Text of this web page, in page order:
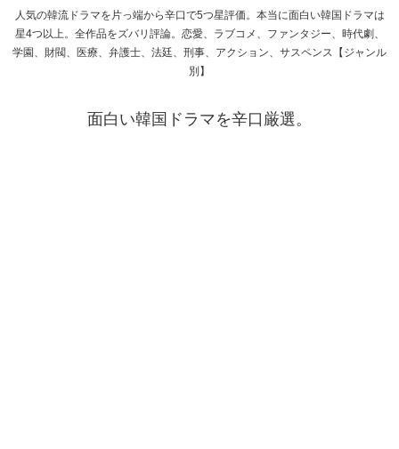
人気の韓流ドラマを片っ端から辛口で5つ星評価。本当に面白い韓国ドラマは
星4つ以上。全作品をズバリ評論。恋愛、ラブコメ、ファンタジー、時代劇、
学園、財閥、医療、弁護士、法廷、刑事、アクション、サスペンス【ジャンル
別】
面白い韓国ドラマを辛口厳選。